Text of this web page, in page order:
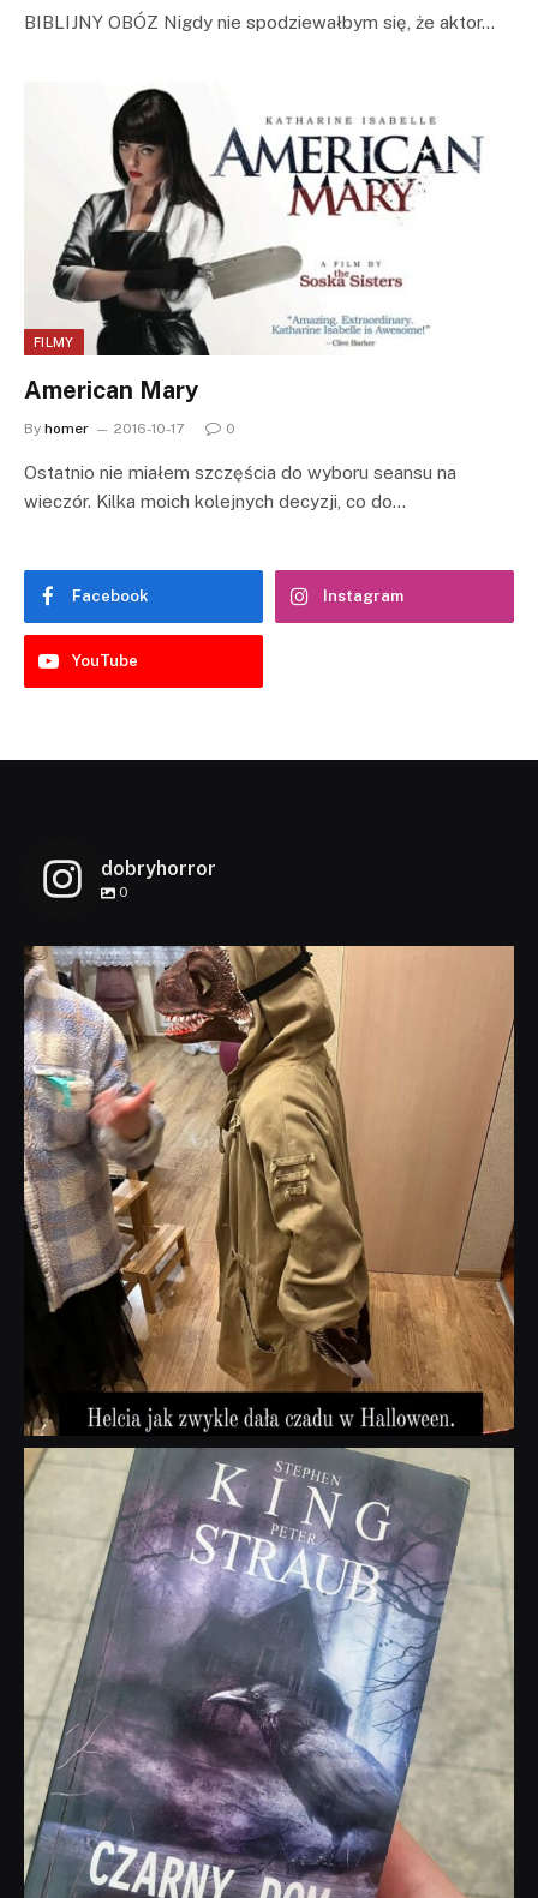
BIBLIJNY OBÓZ Nigdy nie spodziewałbym się, że aktor…
FILMY
American Mary
By homer 2016-10-17 0
Ostatnio nie miałem szczęścia do wyboru seansu na
wieczór. Kilka moich kolejnych decyzji, co do…
Facebook Instagram
YouTube
dobryhorror
0
dobryhorror
Lis 1
dobryhorror
Wrz 23